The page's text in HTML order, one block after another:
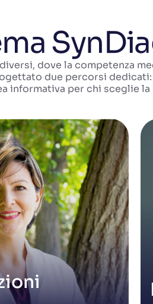
dove la competenza
due percorsi
informativa per chi sceglie la